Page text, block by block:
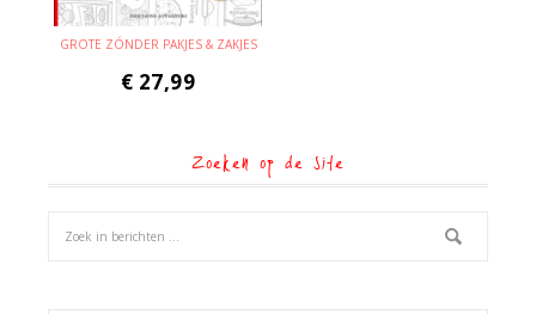
GROTE ZÓNDER PAKJES & ZAKJES
€ 27,99
Zoeken op de site